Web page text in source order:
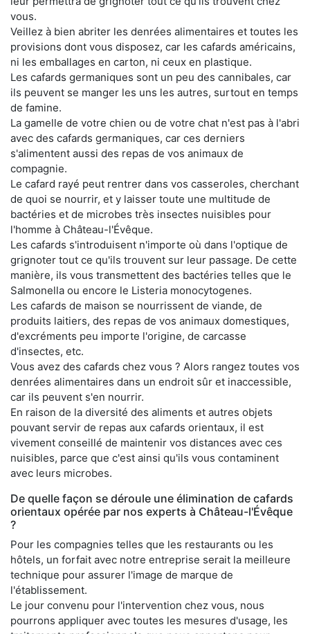
vous.
Veillez à bien abriter les denrées alimentaires et toutes les
provisions dont vous disposez, car les cafards américains,
ni les emballages en carton, ni ceux en plastique.
Les cafards germaniques sont un peu des cannibales, car
ils peuvent se manger les uns les autres, surtout en temps
de famine.
La gamelle de votre chien ou de votre chat n'est pas à l'abri
avec des cafards germaniques, car ces derniers
s'alimentent aussi des repas de vos animaux de
compagnie.
Le cafard rayé peut rentrer dans vos casseroles, cherchant
de quoi se nourrir, et y laisser toute une multitude de
bactéries et de microbes très insectes nuisibles pour
l'homme à Château-l'Évêque.
Les cafards s'introduisent n'importe où dans l'optique de
grignoter tout ce qu'ils trouvent sur leur passage. De cette
manière, ils vous transmettent des bactéries telles que le
Salmonella ou encore le Listeria monocytogenes.
Les cafards de maison se nourrissent de viande, de
produits laitiers, des repas de vos animaux domestiques,
d'excréments peu importe l'origine, de carcasse
d'insectes, etc.
Vous avez des cafards chez vous ? Alors rangez toutes vos
denrées alimentaires dans un endroit sûr et inaccessible,
car ils peuvent s'en nourrir.
En raison de la diversité des aliments et autres objets
pouvant servir de repas aux cafards orientaux, il est
vivement conseillé de maintenir vos distances avec ces
nuisibles, parce que c'est ainsi qu'ils vous contaminent
avec leurs microbes.
De quelle façon se déroule une élimination de cafards
orientaux opérée par nos experts à Château-l'Évêque
?
Pour les compagnies telles que les restaurants ou les
hôtels, un forfait avec notre entreprise serait la meilleure
technique pour assurer l'image de marque de
l'établissement.
Le jour convenu pour l'intervention chez vous, nous
pourrons appliquer avec toutes les mesures d'usage, les